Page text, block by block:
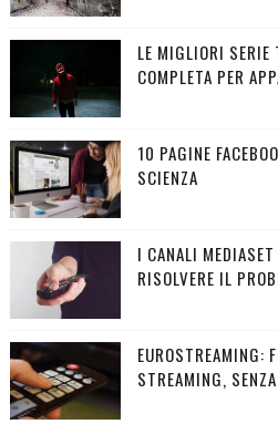
LE MIGLIORI
COMPLETA PER
10 PAGINE
SCIENZA
I CANALI
RISOLVERE IL
EUROSTREAMING:
STREAMING,